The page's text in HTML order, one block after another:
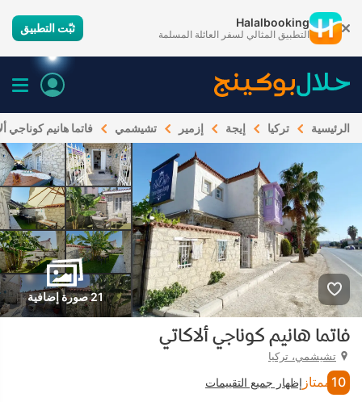
Halalbooking
التطبيق المثالي لسفر العائلة المسلمة ثبّت التطبيق
الرئيسية تركيا إيجة إزمير تشيشمي فاتما هانيم كوناجي
21 صورة إضافية
فاتما هانيم كوناجي ألاكاتي
تشيشمي، تركيا
10 ممتاز إظهار جميع التقييمات